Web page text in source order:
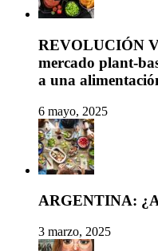
REVOLUCIÓN
mercado plant-
a una
6 mayo, 2025
ARGENTINA:
3 marzo, 2025